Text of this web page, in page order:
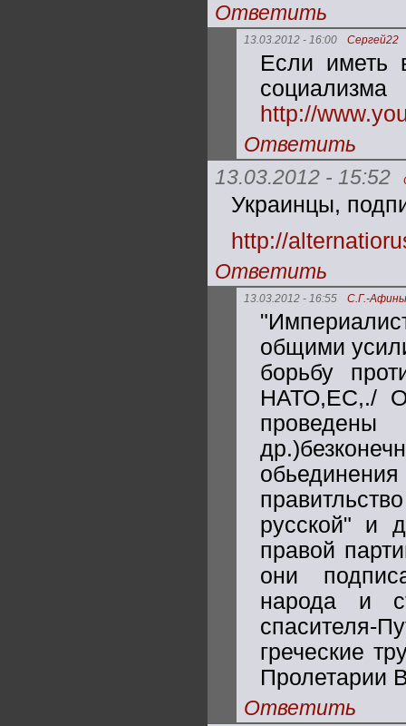
Ответить
13.03.2012 - 16:00 Сергей22
Если иметь
http://
Ответить
13.03.2012 - 15:52
Украинцы,
http://
Ответить
13.03.2012 - 16:55 С.Г.-Афины
общими
борьбу
НАТО,ЕС,./
русской" и
правой
они
народа и
греческие
Пролетарии
Ответить